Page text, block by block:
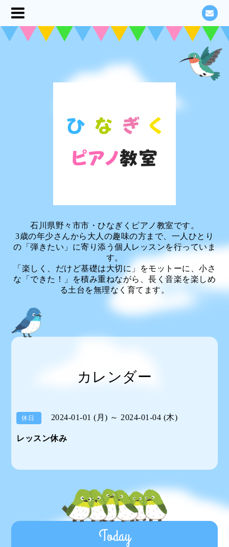
石川県野々市市・ひなぎくピアノ教室です。
3歳の年少さんから大人の趣味の方まで、一人ひとり
の「弾きたい」に寄り添う個人レッスンを行っていま
す。
「楽しく、だけど基礎は大切に」をモットーに、小さ
な「できた！」を積み重ねながら、長く音楽を楽しめ
る土台を無理なく育てます。
カレンダー
休日 2024-01-01 (月) ～ 2024-01-04 (木)
レッスン休み
Today